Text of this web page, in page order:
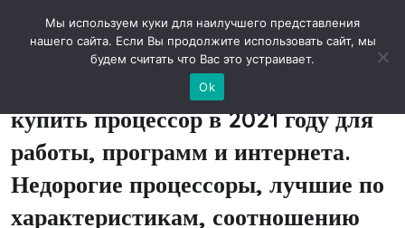
Новости технологий
Рейтинг: какой лучше выбрать и
купить процессор в 2021 году для
работы, программ и интернета.
Недорогие процессоры, лучшие по
характеристикам, соотношению
Мы используем куки для наилучшего представления
нашего сайта. Если Вы продолжите использовать сайт, мы
будем считать что Вас это устраивает.
Ok